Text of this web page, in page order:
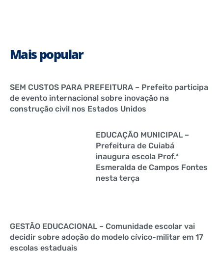
Mais popular
SEM CUSTOS PARA PREFEITURA – Prefeito participa
de evento internacional sobre inovação na
construção civil nos Estados Unidos
EDUCAÇÃO MUNICIPAL –
Prefeitura de Cuiabá
inaugura escola Prof.ª
Esmeralda de Campos Fontes
nesta terça
GESTÃO EDUCACIONAL – Comunidade escolar vai
decidir sobre adoção do modelo cívico-militar em 17
escolas estaduais